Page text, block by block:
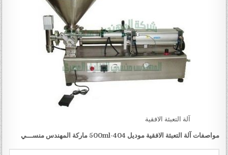
آلة التعبئة الافقية
مواصفات آلة التعبئة الافقية موديل 404-500ml ماركة المهندس منســـي